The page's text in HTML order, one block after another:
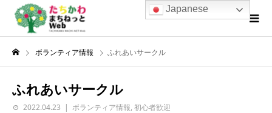
ボランティア情報 ふれあいサークル
ふれあいサークル
2022.04.23 ボランティア情報, 初心者歓迎
Japanese